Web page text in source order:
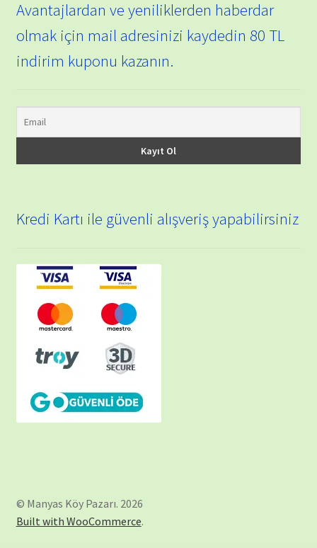
Avantajlardan ve yeniliklerden haberdar
olmak için mail adresinizi kaydedin 80 TL
indirim kuponu kazanın.
Kredi Kartı ile güvenli alışveriş yapabilirsiniz
© Manyas Köy Pazarı. 2026
Built with WooCommerce.